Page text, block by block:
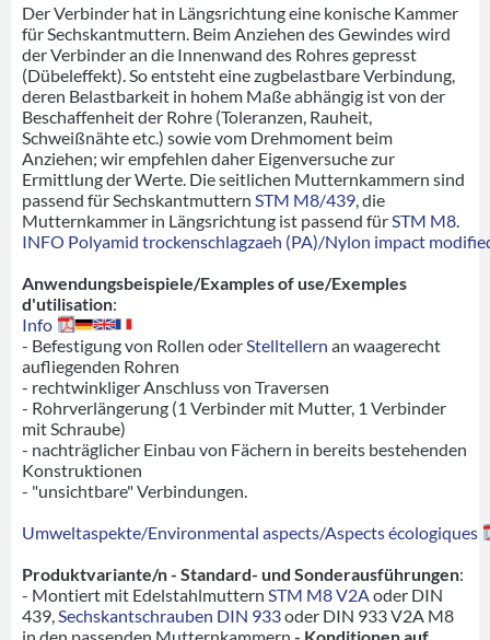
Der Verbinder hat in Längsrichtung eine konische Kammer
für Sechskantmuttern. Beim Anziehen des Gewindes wird
der Verbinder an die Innenwand des Rohres gepresst
(Dübeleffekt). So entsteht eine zugbelastbare Verbindung,
deren Belastbarkeit in hohem Maße abhängig ist von der
Beschaffenheit der Rohre (Toleranzen, Rauheit,
Schweißnähte etc.) sowie vom Drehmoment beim
Anziehen; wir empfehlen daher Eigenversuche zur
Ermittlung der Werte. Die seitlichen Mutternkammern sind
passend für Sechskantmuttern STM M8/439 , die
Mutternkammer in Längsrichtung ist passend für STM M8
INFO Polyamid trockenschlagzaeh (PA)/Nylon impact
Anwendungsbeispiele/Examples of use/Exemples
d'utilisation:
Info
- Befestigung von Rollen oder Stelltellern an waagerecht
aufliegenden Rohren
- rechtwinkliger Anschluss von Traversen
- Rohrverlängerung (1 Verbinder mit Mutter, 1 Verbinder
mit Schraube)
- nachträglicher Einbau von Fächern in bereits bestehenden
Konstruktionen
- "unsichtbare" Verbindungen.
Umweltaspekte/Environmental aspects/Aspects écologiques
Produktvariante/n - Standard- und Sonderausführungen:
- Montiert mit Edelstahlmuttern STM M8 V2A oder DIN
439, Sechskantschrauben DIN 933oder DIN 933 V2A M8